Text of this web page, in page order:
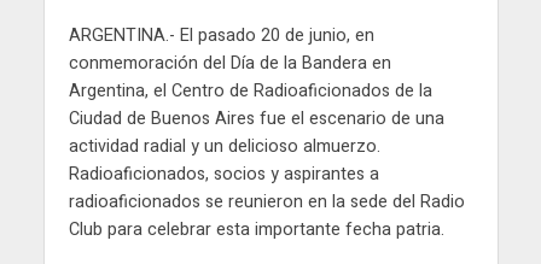
ARGENTINA.- El pasado 20 de junio, en
conmemoración del Día de la Bandera en
Argentina, el Centro de Radioaficionados de la
Ciudad de Buenos Aires fue el escenario de una
actividad radial y un delicioso almuerzo.
Radioaficionados, socios y aspirantes a
radioaficionados se reunieron en la sede del Radio
Club para celebrar esta importante fecha patria.